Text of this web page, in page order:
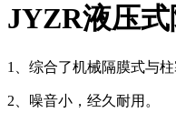
JYZR液压
1、综合了机械隔膜式与
2、噪音小，经久耐用。